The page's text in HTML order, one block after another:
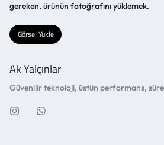
gereken, ürünün fotoğrafını yüklemek.
Görsel Yükle
Ak Yalçınlar
Güvenilir teknoloji, üstün performans,